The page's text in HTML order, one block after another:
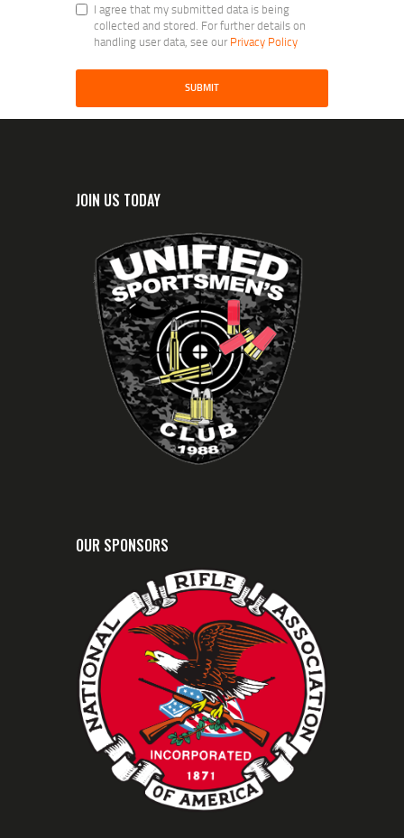
I agree that my submitted data is being
collected and stored. For further details on
handling user data, see ourPrivacy Policy
JOIN US TODAY
OUR SPONSORS